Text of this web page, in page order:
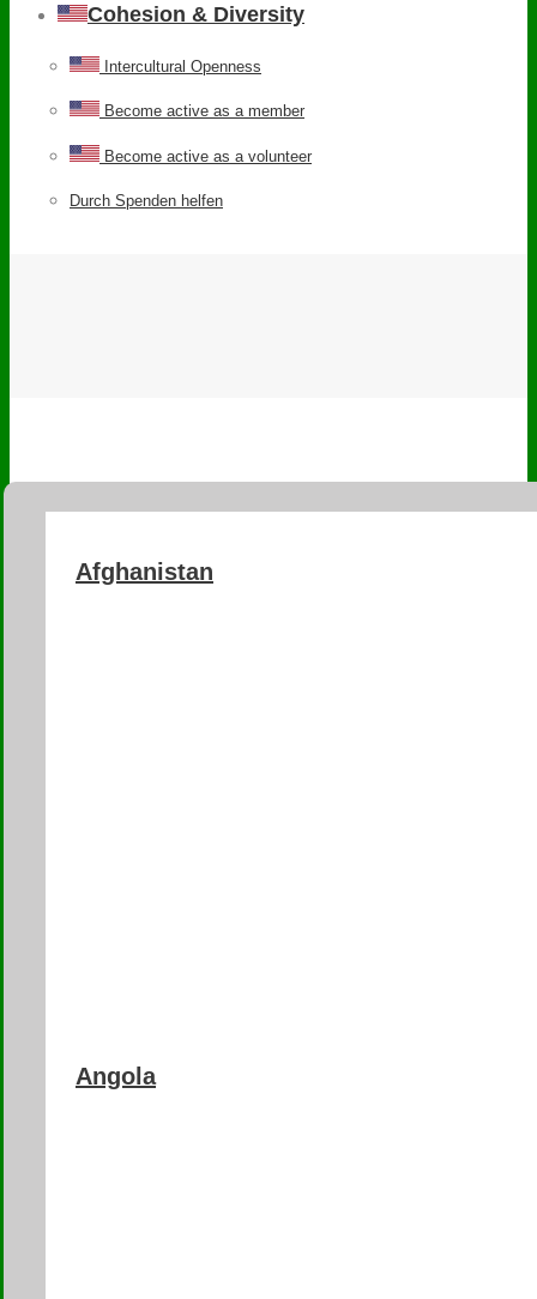
Cohesion & Diversity
Intercultural Openness
Become active as a member
Become active as a volunteer
Durch Spenden helfen
Afghanistan
Angola